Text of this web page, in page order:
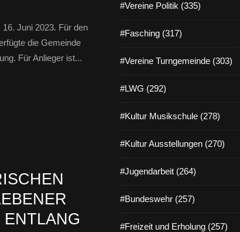
Juni 2023. Für den
die Gemeinde
Für Anlieger ist...
S
DER
#Vereine Politik (335)
#Fasching (317)
#Vereine Turngemeinde (303)
#LWG (292)
#Kultur Musikschule (278)
#Kultur Ausstellungen (270)
#Jugendarbeit (264)
#Bundeswehr (257)
#Freizeit und Erholung (257)